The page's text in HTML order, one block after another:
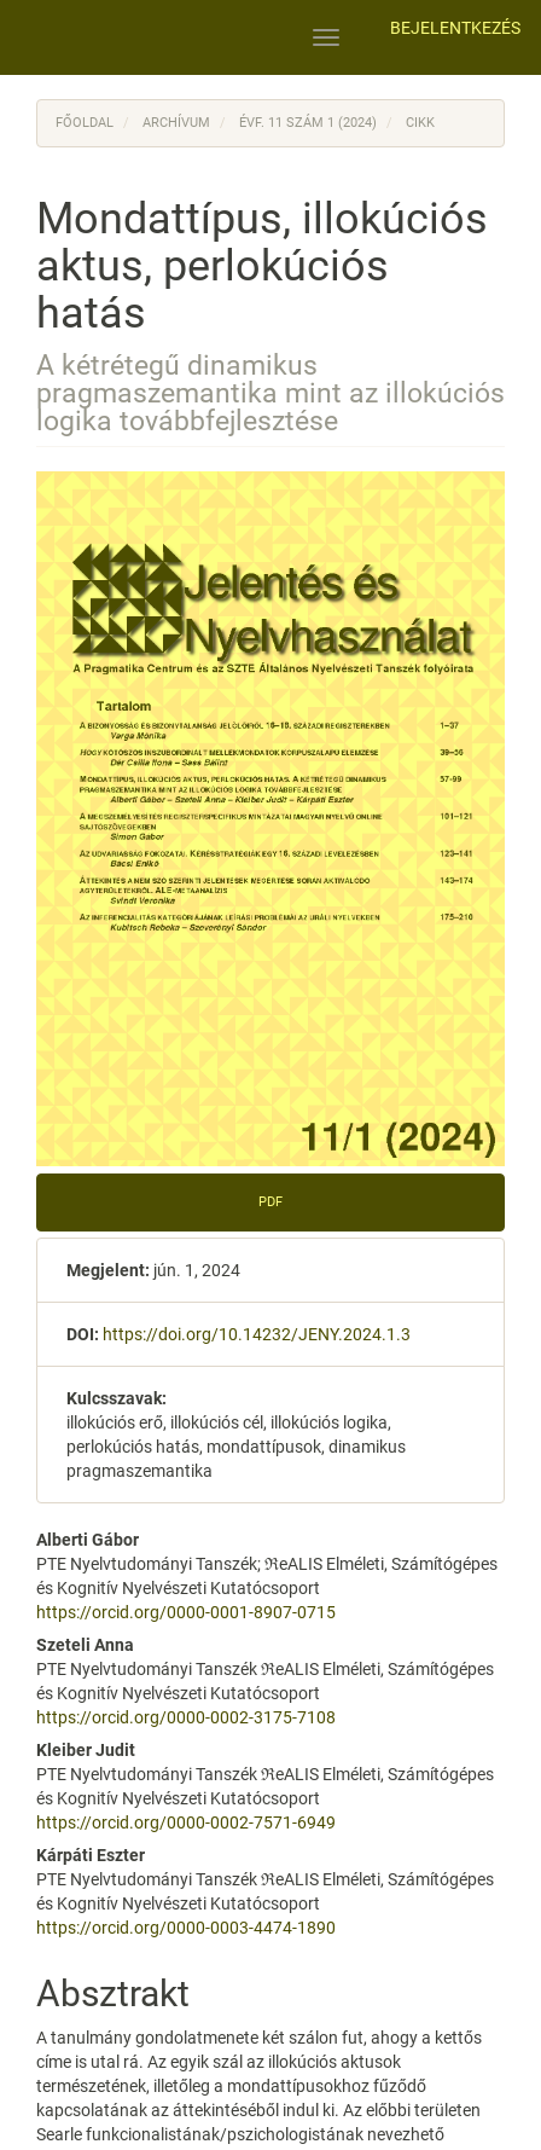
BEJELENTKEZÉS
Toggle
FŐOLDAL ARCHÍVUM ÉVF. 11 SZÁM 1 (2024) CIKK
Mondattípus, illokúciós
aktus, perlokúciós
hatás
A kétrétegű dinamikus
pragmaszemantika mint az illokúciós
logika továbbfejlesztése
PDF
Megjelent: jún. 1, 2024
DOI: https://doi.org/10.14232/JENY.2024.1.3
Kulcsszavak:
illokúciós erő, illokúciós cél, illokúciós logika,
perlokúciós hatás, mondattípusok, dinamikus
pragmaszemantika
Main
Article
Content
Alberti Gábor
PTE Nyelvtudományi Tanszék; ℜeALIS Elméleti, Számítógépes
és Kognitív Nyelvészeti Kutatócsoport
https://orcid.org/0000-0001-8907-0715
Szeteli Anna
PTE Nyelvtudományi Tanszék ℜeALIS Elméleti, Számítógépes
és Kognitív Nyelvészeti Kutatócsoport
https://orcid.org/0000-0002-3175-7108
Kleiber Judit
PTE Nyelvtudományi Tanszék ℜeALIS Elméleti, Számítógépes
és Kognitív Nyelvészeti Kutatócsoport
https://orcid.org/0000-0002-7571-6949
Kárpáti Eszter
PTE Nyelvtudományi Tanszék ℜeALIS Elméleti, Számítógépes
és Kognitív Nyelvészeti Kutatócsoport
https://orcid.org/0000-0003-4474-1890
Absztrakt
A tanulmány gondolatmenete két szálon fut, ahogy a kettős
címe is utal rá. Az egyik szál az illokúciós aktusok
természetének, illetőleg a mondattípusokhoz fűződő
kapcsolatának az áttekintéséből indul ki. Az előbbi területen
Searle funkcionalistának/pszichologistának nevezhető